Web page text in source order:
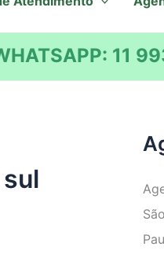
11